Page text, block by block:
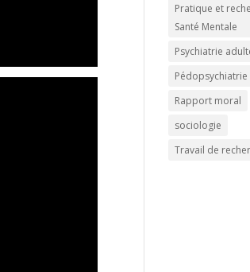
Pratique et
Santé Mentale
Psychiatrie
Pédopsychiatrie
Rapport moral
sociologie
Travail de